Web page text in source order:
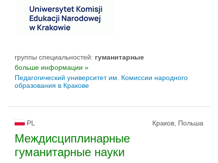
группы специальностей: гуманитарные
больше информации »
Педагогический университет им. Комиссии народного
образования в Кракове
PL Краков, Польша
Междисциплинарные
гуманитарные науки